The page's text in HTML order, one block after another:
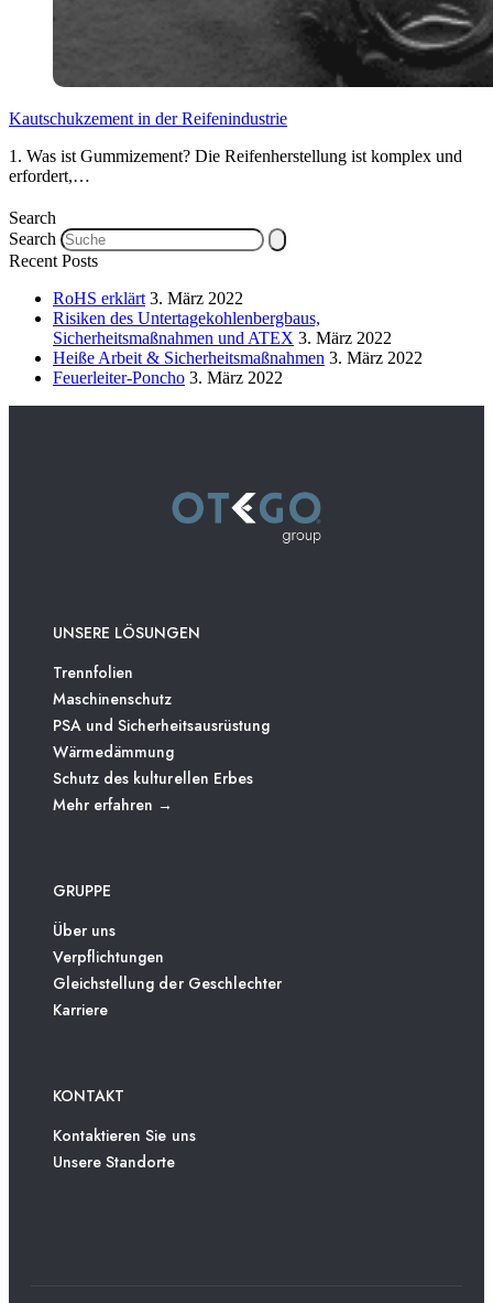
Kautschukzement in der Reifenindustrie
1. Was ist Gummizement? Die Reifenherstellung ist komplex und
erfordert,…
Search
Search
Recent Posts
RoHS erklärt 3. März 2022
Risiken des Untertagekohlenbergbaus,
Sicherheitsmaßnahmen und ATEX 3. März 2022
Heiße Arbeit & Sicherheitsmaßnahmen 3. März 2022
Feuerleiter-Poncho 3. März 2022
UNSERE LÖSUNGEN
Trennfolien
Maschinenschutz
PSA und Sicherheitsausrüstung
Wärmedämmung
Schutz des kulturellen Erbes
Mehr erfahren →
GRUPPE
Über uns
Verpflichtungen
Gleichstellung der Geschlechter
Karriere
KONTAKT
Kontaktieren Sie uns
Unsere Standorte